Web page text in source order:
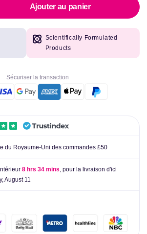
Ajouter au panier
Scientifically Formulated
Products
Sécuriser la transaction
du Royaume-Uni des commandes £50
8 hrs 34 mins, pour la livraison d'ici
August 11